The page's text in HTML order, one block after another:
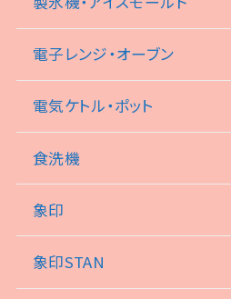
電子レンジ・オーブン
電気ケトル・ポット
食洗機
象印
象印STAN